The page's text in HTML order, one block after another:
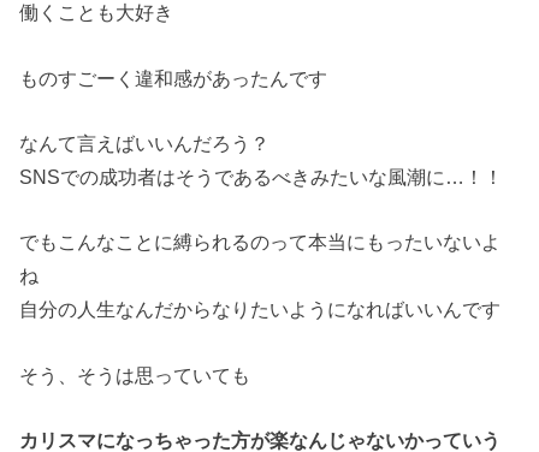
働くことも大好き
ものすごーく違和感があったんです
なんて言えばいいんだろう？
SNSでの成功者はそうであるべきみたいな風潮に…！！
でもこんなことに縛られるのって本当にもったいないよ
ね
自分の人生なんだからなりたいようになればいいんです
そう、そうは思っていても
カリスマになっちゃった方が楽なんじゃないかっていう